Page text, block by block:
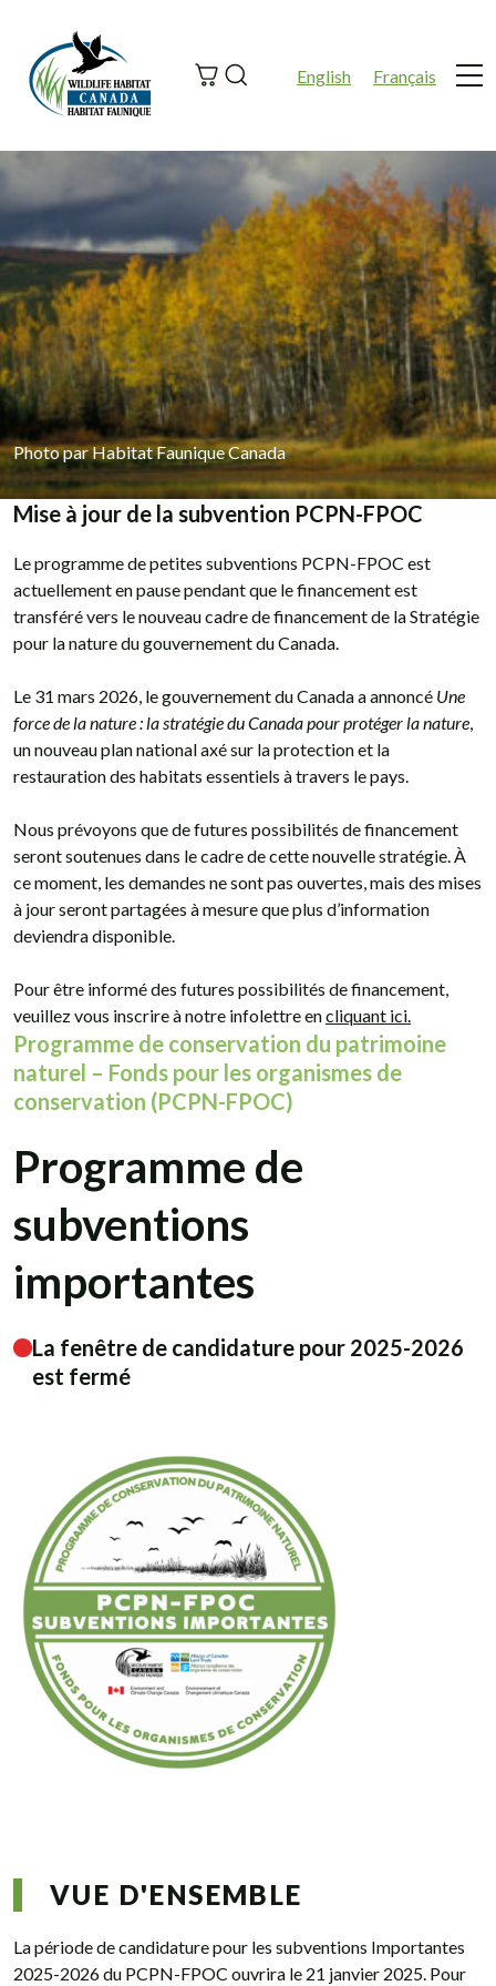
Search English
Français
Photo par Habitat Faunique Canada
Mise à jour de la subvention PCPN-FPOC
Le programme de petites subventions PCPN-FPOC est
actuellement en pause pendant que le financement est
transféré vers le nouveau cadre de financement de la Stratégie
pour la nature du gouvernement du Canada.
Le 31 mars 2026, le gouvernement du Canada a annoncé Une
force de la nature : la stratégie du Canada pour protéger la nature,
un nouveau plan national axé sur la protection et la
restauration des habitats essentiels à travers le pays.
Nous prévoyons que de futures possibilités de financement
seront soutenues dans le cadre de cette nouvelle stratégie. À
ce moment, les demandes ne sont pas ouvertes, mais des mises
à jour seront partagées à mesure que plus d’information
deviendra disponible.
Pour être informé des futures possibilités de financement,
veuillez vous inscrire à notre infolettre encliquant ici.
Programme de conservation du patrimoine
naturel – Fonds pour les organismes de
conservation (PCPN-FPOC)
Programme de
subventions
importantes
La fenêtre de candidature pour 2025-2026
est fermé
VUE D'ENSEMBLE
La période de candidature pour les subventions Importantes
2025-2026 du PCPN-FPOC ouvrira le 21 janvier 2025. Pour